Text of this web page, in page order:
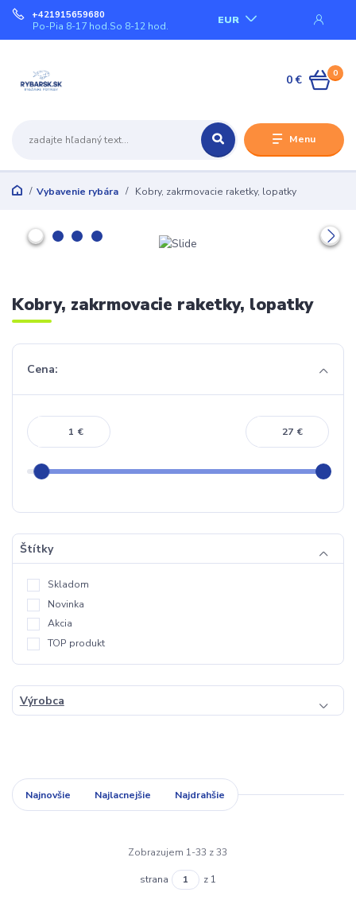
Menu
EUR
+421915659680
Po-Pia 8-17 hod.So 8-12 hod.
0
0 €
Vybavenie rybára Kobry, zakrmovacie raketky, lopatky
Kobry, zakrmovacie raketky, lopatky
Cena:
€ €
Štítky
Skladom
Novinka
Akcia
TOP produkt
Výrobca
Najnovšie Najlacnejšie Najdrahšie
Zobrazujem 1-33 z 33
strana z 1